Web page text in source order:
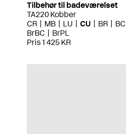
Tilbehør til badeværelset
TA220 Kobber
CR
MB LU CU BR BC
BrBC
BrPL
Pris 1 425 KR